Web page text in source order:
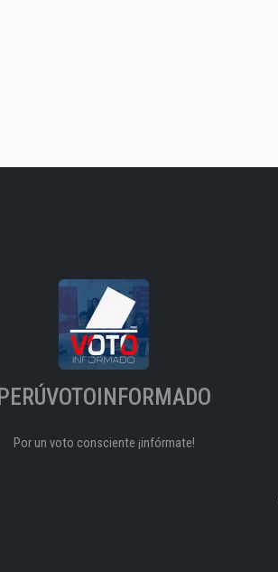
PERÚVOTOINFORMADO
Por un voto consciente ¡infórmate!